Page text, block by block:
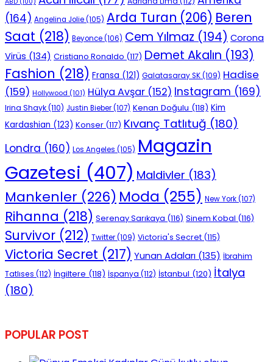
(164) Angelina Jolie(105) Arda Turan (206) Beren
Saat (218) Beyonce(106) Cem Yılmaz (194) Corona
Virüs (134) Cristiano Ronaldo (117) Demet Akalın (193)
Fashion (218) Fransa (121) Galatasaray SK(109) Hadise
(159) Hollywood (101) Hülya Avşar (152) Instagram (169)
Irina Shayk(110) Justin Bieber(107) Kenan Doğulu (118) Kim
Kardashian (123) Konser (117) Kıvanç Tatlıtuğ (180)
Londra (160) Los Angeles (105) Magazin
Gazetesi (407) Maldivler (183)
Mankenler (226) Moda (255) New York(107)
Rihanna (218) Serenay Sarıkaya (116) Sinem Kobal (116)
Survivor (212) Twitter(109) Victoria's Secret (115)
Victoria Secret (217) Yunan Adaları (135) İbrahim
Tatlıses (112) İngiltere (118) İspanya (112) İstanbul (120) İtalya
(180)
POPULAR POST